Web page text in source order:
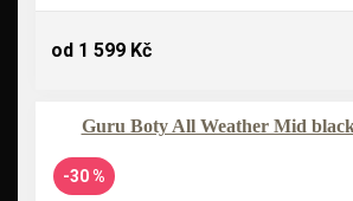
od 1 599 Kč
Guru Boty All Weather Mid
-30 %